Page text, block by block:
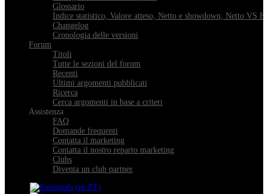
Glossario
Indice statistico, Valore atteso, Netto e showdown, Netto VS
Changelog
Cronologia delle versioni
Forum
Titoli
Tutte le sezioni del forum
Recenti
Ultimi argomenti pubblicati
Ricerca
Cerca argomenti in base a criteri
Assistenza
FAQ
Domande frequenti
Contatta il marketing
Contatta il nostro reparto marketing
Clubs
Diventa un club partner